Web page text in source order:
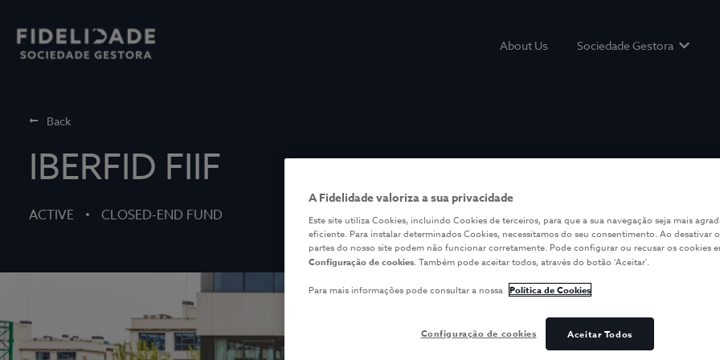
About Us Sociedade Gestora Show
Back
IBERFID FIIF
ACTIVE CLOSED-END FUND
A Fidelidade valoriza a sua privacidade
Este site utiliza Cookies, incluindo Cookies de terceiros, para que a sua navegação seja mais
eficiente. Para instalar determinados Cookies, necessitamos do seu consentimento. Ao desativar
partes do nosso site podem não funcionar corretamente. Pode configurar ou recusar os cookies
Configuração de cookies. Também pode aceitar todos, através do botão 'Aceitar'.
Para mais informações pode consultar a nossa Política de Cookies
Aceitar Todos
Configuração de cookies